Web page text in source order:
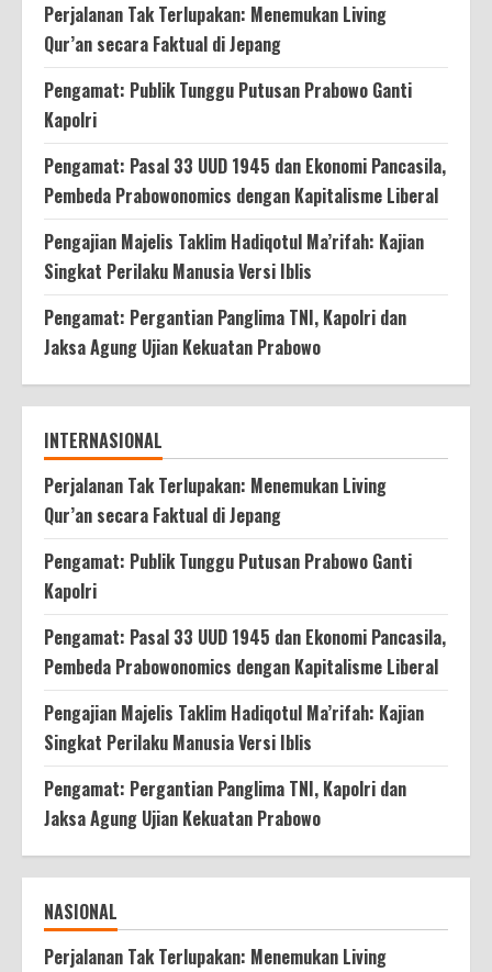
Perjalanan Tak Terlupakan: Menemukan Living
Qur’an secara Faktual di Jepang
Pengamat: Publik Tunggu Putusan Prabowo Ganti
Kapolri
Pengamat: Pasal 33 UUD 1945 dan Ekonomi Pancasila,
Pembeda Prabowonomics dengan Kapitalisme Liberal
Pengajian Majelis Taklim Hadiqotul Ma’rifah: Kajian
Singkat Perilaku Manusia Versi Iblis
Pengamat: Pergantian Panglima TNI, Kapolri dan
Jaksa Agung Ujian Kekuatan Prabowo
INTERNASIONAL
Perjalanan Tak Terlupakan: Menemukan Living
Qur’an secara Faktual di Jepang
Pengamat: Publik Tunggu Putusan Prabowo Ganti
Kapolri
Pengamat: Pasal 33 UUD 1945 dan Ekonomi Pancasila,
Pembeda Prabowonomics dengan Kapitalisme Liberal
Pengajian Majelis Taklim Hadiqotul Ma’rifah: Kajian
Singkat Perilaku Manusia Versi Iblis
Pengamat: Pergantian Panglima TNI, Kapolri dan
Jaksa Agung Ujian Kekuatan Prabowo
NASIONAL
Perjalanan Tak Terlupakan: Menemukan Living